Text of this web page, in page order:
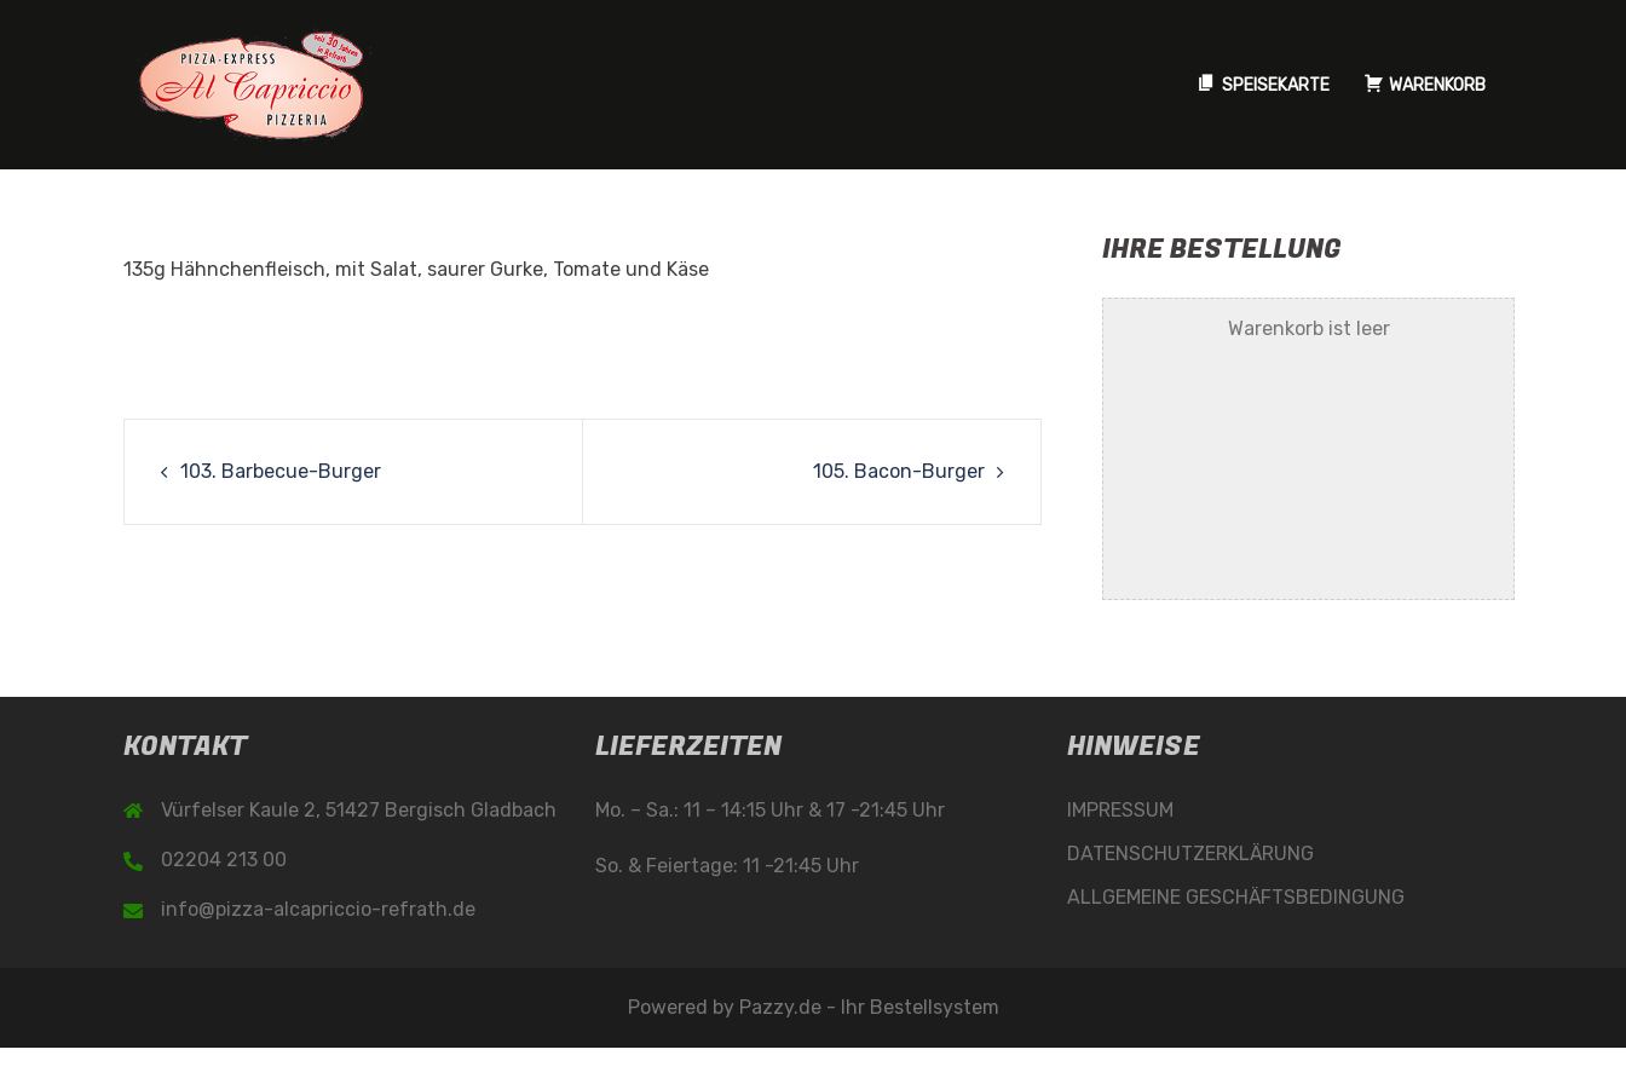
SPEISEKARTE WARENKORB
135g Hähnchenfleisch, mit Salat, saurer Gurke, Tomate und Käse
Post
navigation
103. Barbecue-Burger 105. Bacon-Burger
IHRE BESTELLUNG
Warenkorb ist leer
KONTAKT
Vürfelser Kaule 2, 51427 Bergisch Gladbach
02204 213 00
info@pizza-alcapriccio-refrath.de
LIEFERZEITEN
Mo. – Sa.: 11 – 14:15 Uhr & 17 -21:45 Uhr
So. & Feiertage: 11 -21:45 Uhr
HINWEISE
IMPRESSUM
DATENSCHUTZERKLÄRUNG
ALLGEMEINE GESCHÄFTSBEDINGUNG
Powered by Pazzy.de - Ihr Bestellsystem